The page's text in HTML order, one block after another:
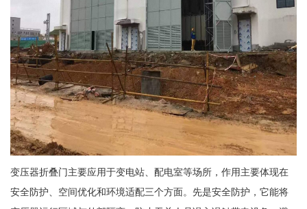
变压器折叠门主要应用于变电站、配电室等场所，作用主要体现在
安全防护、空间优化和环境适配三个方面。先是安全防护，它能将